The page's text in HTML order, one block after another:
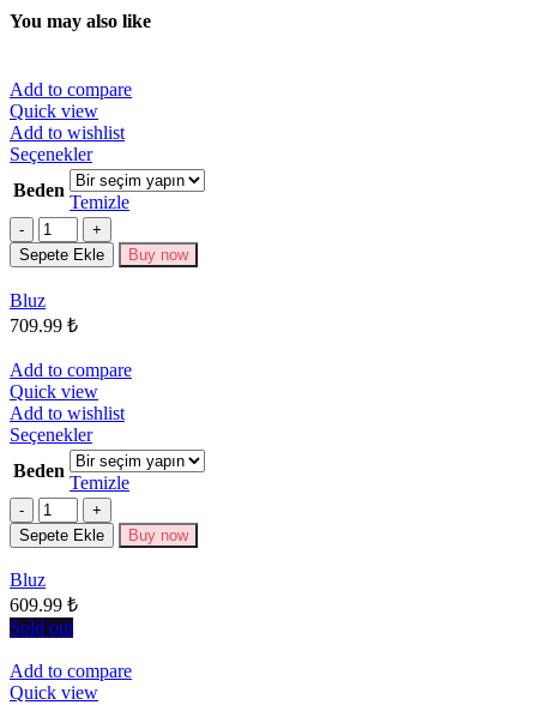
You may also like
Add to compare
Quick view
Add to wishlist
SeçeneklerBu
ürünün
birden
fazla
varyasyonu
var.
Beden
Temizle
Miktar
Sepete Ekle Buy now
Bluz
709.99 ₺
Add to compare
Quick view
Add to wishlist
SeçeneklerBu
ürünün
birden
fazla
varyasyonu
var.
Beden
Temizle
Miktar
Sepete Ekle Buy now
Bluz
609.99 ₺
Sold out
Add to compare
Quick view